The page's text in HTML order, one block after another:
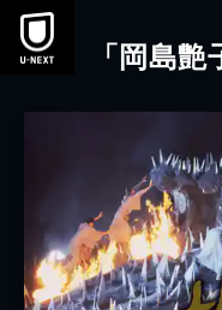
本文へスキップ
「岡島